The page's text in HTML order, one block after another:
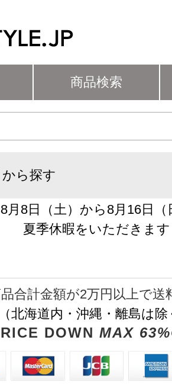
商品検索
ら探す
月8日（土）から8月16日
夏季休暇をいただきます
合計金額が2万円以上で送
（北海道内・沖縄・離島は
DOWN MAX